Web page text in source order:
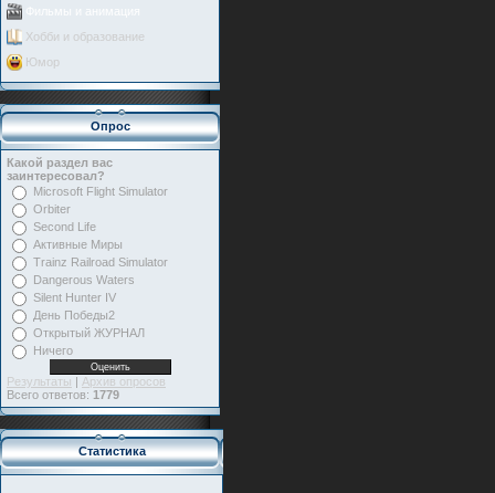
Фильмы и анимация
Хобби и образование
Юмор
Опрос
Какой раздел вас
заинтересовал?
Microsoft Flight Simulator
Orbiter
Second Life
Активные Миры
Trainz Railroad Simulator
Dangerous Waters
Silent Hunter IV
День Победы2
Открытый ЖУРНАЛ
Ничего
Результаты | Архив опросов
Всего ответов: 1779
Статистика